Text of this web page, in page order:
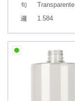
Transparente
1.584